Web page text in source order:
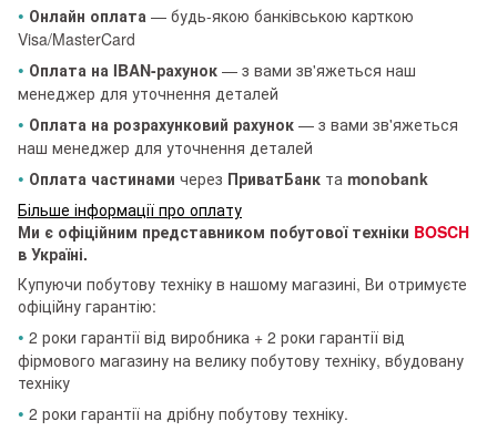
• Онлайн оплата — будь-якою банківською карткою
Visa/MasterCard
• Оплата на IBAN-рахунок — з вами зв'яжеться наш
менеджер для уточнення деталей
• Оплата на розрахунковий рахунок — з вами зв'яжеться
наш менеджер для уточнення деталей
• Оплата частинами через ПриватБанк та monobank
Більше інформації про оплату
Ми є офіційним представником побутової техніки BOSCH
в Україні.
Купуючи побутову техніку в нашому магазині, Ви отримуєте
офіційну гарантію:
• 2 роки гарантії від виробника + 2 роки гарантії від
фірмового магазину на велику побутову техніку, вбудовану
техніку
• 2 роки гарантії на дрібну побутову техніку.